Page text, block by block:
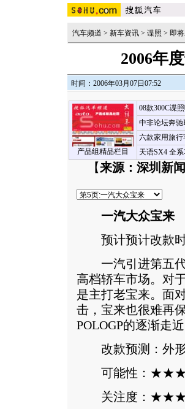
汽车频道 > 新车资讯 > 谍照 > 即
2006年
时间：2006年03月07日07:52
产品组精品栏目
08款300C谍
中非论坛奔驰
六款家用旅行
天语SX4 全
【来源：深圳新
一汽大众宝来
预计预计改款时
一汽引进第五
高档轿车市场。对
是主打老宝来。面
击，宝来也很难再
POLOGP的逐渐走
改款预测：外形
可能性：
关注度：